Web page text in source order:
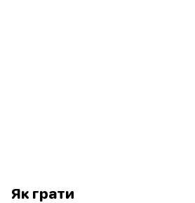
Як грати